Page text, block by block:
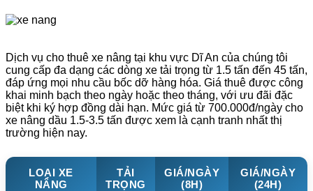
Dịch vụ cho thuê xe nâng tại khu vực Dĩ An của chúng tôi
cung cấp đa dạng các dòng xe tải trọng từ 1.5 tấn đến 45 tấn,
đáp ứng mọi nhu cầu bốc dỡ hàng hóa. Giá thuê được công
khai minh bạch theo ngày hoặc theo tháng, với ưu đãi đặc
biệt khi ký hợp đồng dài hạn. Mức giá từ 700.000đ/ngày cho
xe nâng dầu 1.5-3.5 tấn được xem là cạnh tranh nhất thị
trường hiện nay.
LOẠI XE
NÂNG
TẢI
TRỌNG
GIÁ/NGÀY
(8H)
GIÁ/NGÀY
(24H)